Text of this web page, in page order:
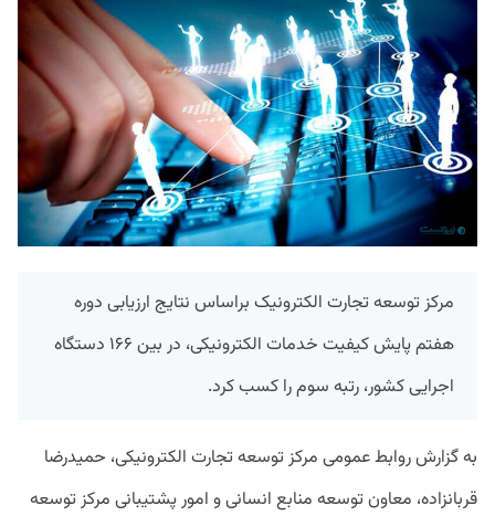
مرکز توسعه تجارت الکترونیک براساس نتایج ارزیابی دوره
هفتم پایش کیفیت خدمات الکترونیکی، در بین ۱۶۶ دستگاه
اجرایی کشور، رتبه سوم را کسب کرد.
به گزارش روابط عمومی مرکز توسعه تجارت الکترونیکی، حمیدرضا
قربانزاده، معاون توسعه منابع انسانی و امور پشتیبانی مرکز توسعه